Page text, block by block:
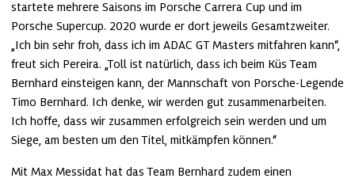
startete mehrere Saisons im Porsche Carrera Cup und im
Porsche Supercup. 2020 wurde er dort jeweils Gesamtzweiter.
„Ich bin sehr froh, dass ich im ADAC GT Masters mitfahren kann“,
freut sich Pereira. „Toll ist natürlich, dass ich beim Küs Team
Bernhard einsteigen kann, der Mannschaft von Porsche-Legende
Timo Bernhard. Ich denke, wir werden gut zusammenarbeiten.
Ich hoffe, dass wir zusammen erfolgreich sein werden und um
Siege, am besten um den Titel, mitkämpfen können.“
Mit Max Messidat hat das Team Bernhard zudem einen